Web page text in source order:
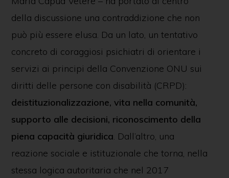
della discussione una contraddizione che non
può più essere elusa. Da un lato, un tentativo
concreto di coraggiosi psichiatri di orientare i
servizi ai principi della Convenzione ONU sui
diritti delle persone con disabilità (CRPD):
deistituzionalizzazione, vita nella comunità,
supporto alle decisioni, riconoscimento della
piena capacità giuridica. Dall’altro, una
reazione sociale e istituzionale che torna, nella
stessa logica autoritaria che nel 2017